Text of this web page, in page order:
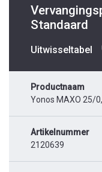
Standaard
Uitwisseltabel
Productnaam
Yonos MAXO 25/
Artikelnummer
2120639